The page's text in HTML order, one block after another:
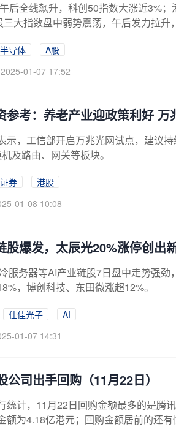
后全线飙升，科创50指数大涨近3%
三大指数盘中弱势震荡，午后发力拉
半导体
A股
2025-01-07 17:52
参考：养老产业迎政策利好 万
示，工信部开启万兆光网试点，建议
及路由、网关等板块。
证券
港股
01-08 10:08
股爆发，太辰光20%涨停创出
服务器等AI产业链股7日盘中走势强
，博创科技、东田微涨超12%。
仕佳光子
AI
01-07 14:31
公司出手回购（11月22日）
统计，11月22日回购金额最多的是腾
额为4.18亿港元；回购金额居前的还